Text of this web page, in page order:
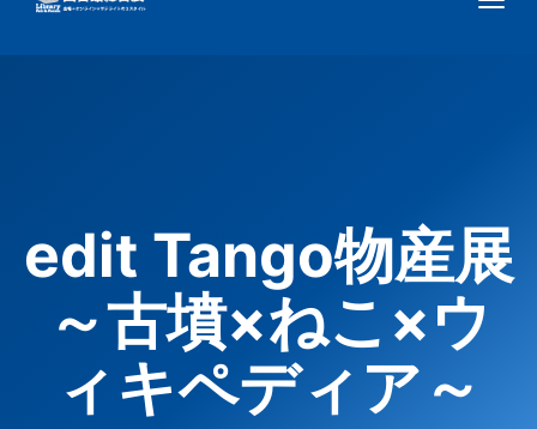
用
メ
edit Tango物産展
～古墳×ねこ×ウ
ィキペディア～